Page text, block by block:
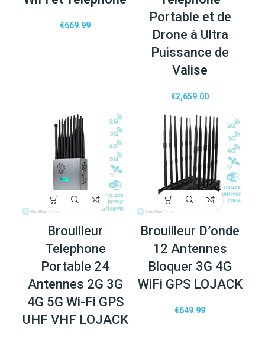
€669.99
Portable et de
Drone à Ultra
Puissance de
Valise
€2,659.00
Brouilleur
Telephone
Portable 24
Antennes 2G 3G
4G 5G Wi-Fi GPS
UHF VHF LOJACK
Brouilleur D’onde
12 Antennes
Bloquer 3G 4G
WiFi GPS LOJACK
€649.99